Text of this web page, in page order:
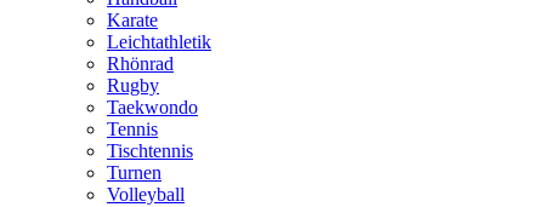
Karate
Leichtathletik
Rhönrad
Rugby
Taekwondo
Tennis
Tischtennis
Turnen
Volleyball